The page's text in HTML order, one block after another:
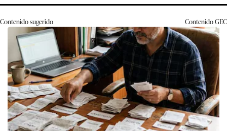
Contenido sugerido ContenidoGEC